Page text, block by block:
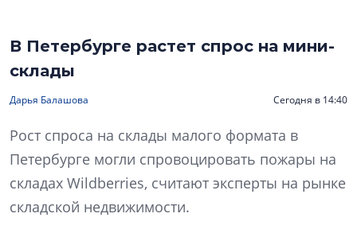
В Петербурге растет спрос на мини-
склады
Дарья Балашова Сегодня в 14:40
Рост спроса на склады малого формата в
Петербурге могли спровоцировать пожары на
складах Wildberries, считают эксперты на рынке
складской недвижимости.